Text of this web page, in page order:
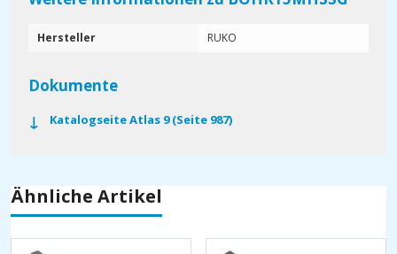
Hersteller RUKO
Dokumente
Katalogseite Atlas 9 (Seite 987)
Ähnliche Artikel